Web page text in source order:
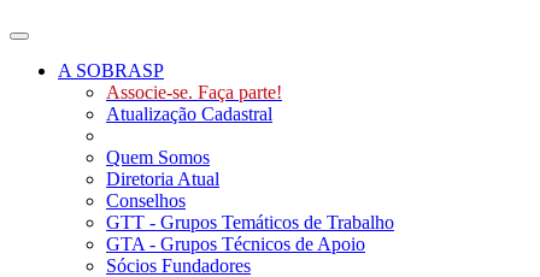
Toggle navigation
A SOBRASP
Associe-se. Faça parte!
Atualização Cadastral
Quem Somos
Diretoria Atual
Conselhos
GTT - Grupos Temáticos de Trabalho
GTA - Grupos Técnicos de Apoio
Sócios Fundadores